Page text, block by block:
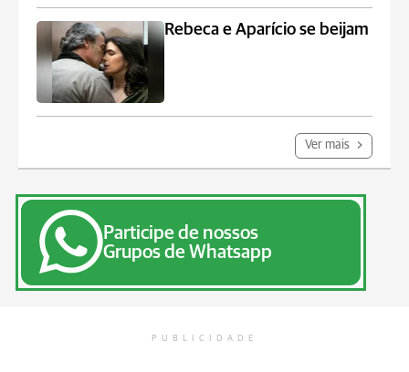
Rebeca e Aparício se beijam
Ver mais
Participe de nossos
Grupos de Whatsapp
PUBLICIDADE